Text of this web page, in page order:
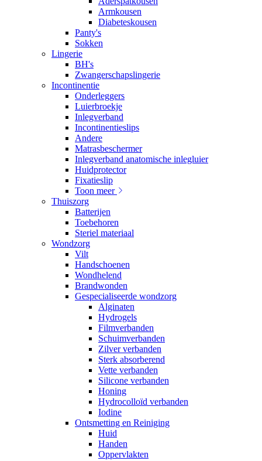
Armkousen
Diabeteskousen
Panty's
Sokken
Lingerie
BH's
Zwangerschapslingerie
Incontinentie
Onderleggers
Luierbroekje
Inlegverband
Incontinentieslips
Andere
Matrasbeschermer
Inlegverband anatomische inlegluier
Huidprotector
Fixatieslip
Toon meer
Thuiszorg
Batterijen
Toebehoren
Steriel materiaal
Wondzorg
Vilt
Handschoenen
Wondhelend
Brandwonden
Gespecialiseerde wondzorg
Alginaten
Hydrogels
Filmverbanden
Schuimverbanden
Zilver verbanden
Sterk absorberend
Vette verbanden
Silicone verbanden
Honing
Hydrocolloïd verbanden
Iodine
Ontsmetting en Reiniging
Huid
Handen
Oppervlakten